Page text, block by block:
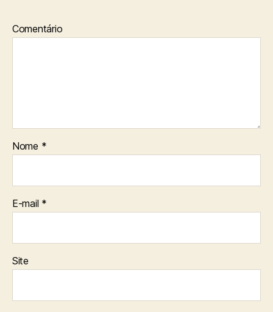
Comentário
Nome *
E-mail *
Site